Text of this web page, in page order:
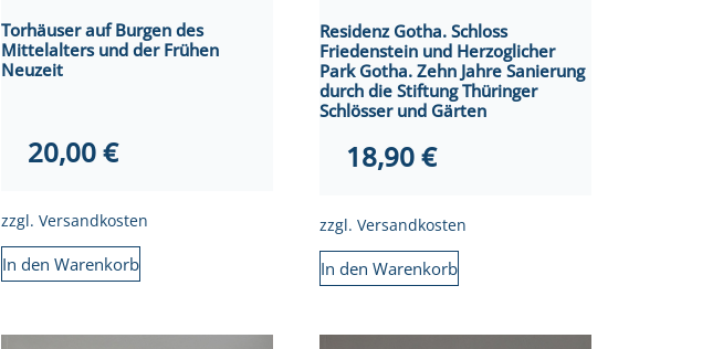
Torhäuser auf Burgen des
Mittelalters und der Frühen
Neuzeit
20,00€
zzgl. Versandkosten
In den Warenkorb
Residenz Gotha. Schloss
Friedenstein und Herzoglicher
Park Gotha. Zehn Jahre Sanierung
durch die Stiftung Thüringer
Schlösser und Gärten
18,90€
zzgl.Versandkosten
In den Warenkorb